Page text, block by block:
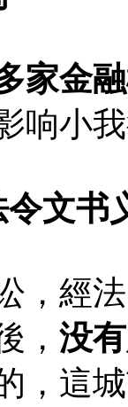
家金
响小
文书
，經
， 没
，這